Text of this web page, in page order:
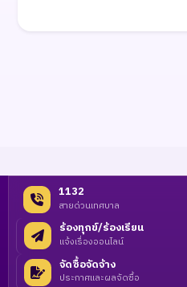
1132
สายด่วนเทศบาล
ร้องทุกข์/ร้องเรียน
แจ้งเรื่องออนไลน์
จัดซื้อจัดจ้าง
ประกาศและผลจัดซื้อ